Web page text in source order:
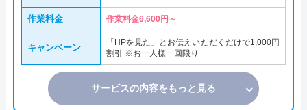
作業料金 作業料金6,600円～
キャンペーン
「HPを見た」とお伝えいただくだけで1,000円
割引 ※お一人様一回限り
サービスの内容をもっと見る